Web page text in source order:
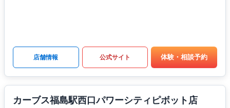
店舗情報 公式サイト 体験・相談予約
カーブス福島駅西口パワーシティピボット店